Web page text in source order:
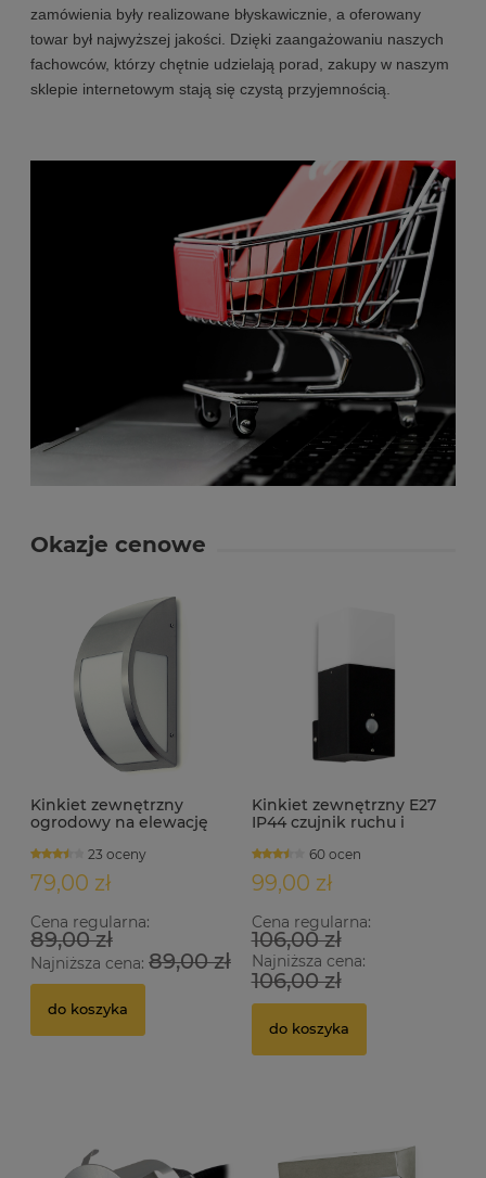
zamówienia były realizowane błyskawicznie, a oferowany
towar był najwyższej jakości. Dzięki zaangażowaniu naszych
fachowców, którzy chętnie udzielają porad, zakupy w naszym
sklepie internetowym stają się czystą przyjemnością.
Okazje cenowe
Kinkiet zewnętrzny
ogrodowy na elewację
23 oceny
79,00 zł
Cena regularna:
89,00 zł
Najniższa cena: 89,00 zł
do koszyka
Kinkiet zewnętrzny E27
IP44 czujnik ruchu i
60 ocen
99,00 zł
Cena regularna:
106,00 zł
Najniższa cena:
106,00 zł
do koszyka